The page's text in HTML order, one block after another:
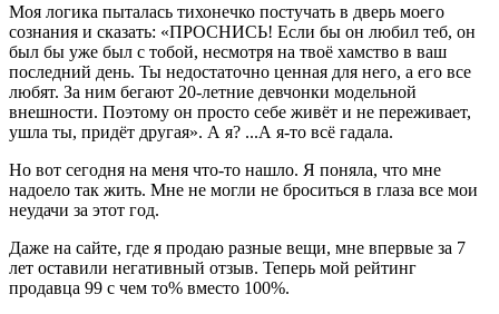
Моя логика пыталась тихонечко постучать в дверь моего
сознания и сказать: «ПРОСНИСЬ! Если бы он любил теб, он
был бы уже был с тобой, несмотря на твоё хамство в ваш
последний день. Ты недостаточно ценная для него, а его все
любят. За ним бегают 20-летние девчонки модельной
внешности. Поэтому он просто себе живёт и не переживает,
ушла ты, придёт другая». А я? ...А я-то всё гадала.
Но вот сегодня на меня что-то нашло. Я поняла, что мне
надоело так жить. Мне не могли не броситься в глаза все мои
неудачи за этот год.
Даже на сайте, где я продаю разные вещи, мне впервые за 7
лет оставили негативный отзыв. Теперь мой рейтинг
продавца 99 с чем то% вместо 100%.